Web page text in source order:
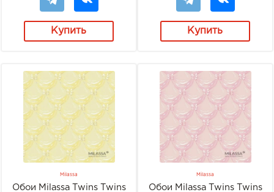
Купить Купить
Milassa
Обои Milassa Twins Twins
Milassa
Обои Milassa Twins Twins